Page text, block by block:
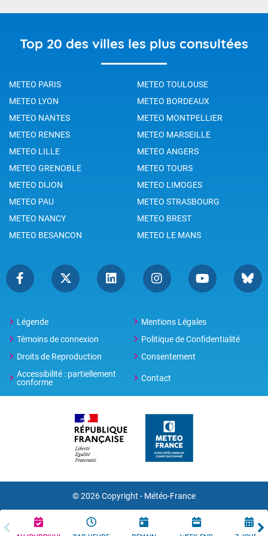
Top 20 des villes les plus consultées
METEO PARIS
METEO TOULOUSE
METEO LYON
METEO BORDEAUX
METEO NANTES
METEO MONTPELLIER
METEO RENNES
METEO MARSEILLE
METEO LILLE
METEO ANGERS
METEO GRENOBLE
METEO TOURS
METEO DIJON
METEO LIMOGES
METEO PAU
METEO STRASBOURG
METEO NANCY
METEO BREST
METEO BESANCON
METEO LE MANS
Légende
Mentions Légales
Témoins de connexion
Politique de Confidentialité
Droits de Reproduction
Consentement
Accessibilité : partiellement
conforme
Contact
© 2026 Copyright - Météo-France